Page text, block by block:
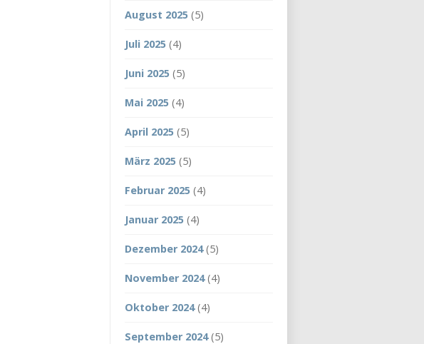
August 2025 (5)
Juli 2025 (4)
Juni 2025 (5)
Mai 2025 (4)
April 2025 (5)
März 2025 (5)
Februar 2025 (4)
Januar 2025 (4)
Dezember 2024(5)
November 2024(4)
Oktober 2024(4)
September 2024(5)